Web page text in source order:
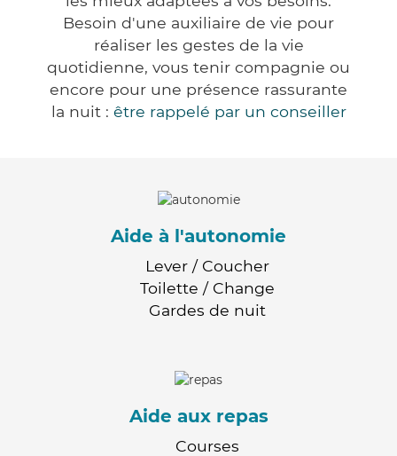
Besoin d'une auxiliaire de vie pour
réaliser les gestes de la vie
quotidienne, vous tenir compagnie ou
encore pour une présence rassurante
la nuit : être rappelé par un conseiller
Aide à l'autonomie
Lever / Coucher
Toilette / Change
Gardes de nuit
Aide aux repas
Courses